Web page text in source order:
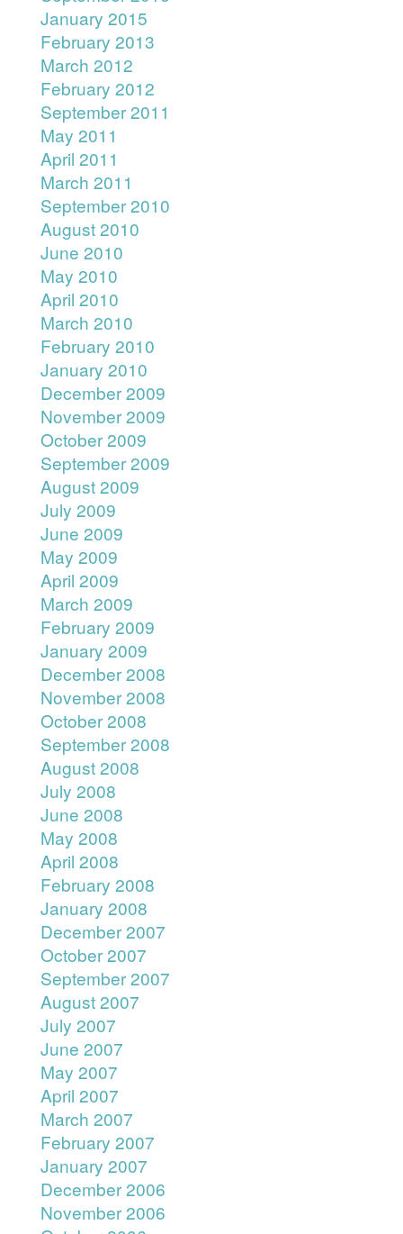
January 2015
February 2013
March 2012
February 2012
September 2011
May 2011
April 2011
March 2011
September 2010
August 2010
June 2010
May 2010
April 2010
March 2010
February 2010
January 2010
December 2009
November 2009
October 2009
September 2009
August 2009
July 2009
June 2009
May 2009
April 2009
March 2009
February 2009
January 2009
December 2008
November 2008
October 2008
September 2008
August 2008
July 2008
June 2008
May 2008
April 2008
February 2008
January 2008
December 2007
October 2007
September 2007
August 2007
July 2007
June 2007
May 2007
April 2007
March 2007
February 2007
January 2007
December 2006
November 2006